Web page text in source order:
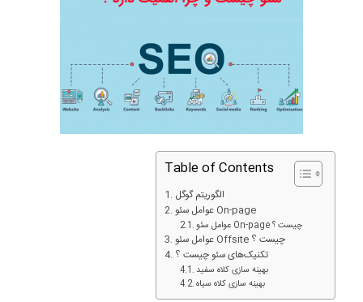
Table of Contents
الگوریتم گوگل
عوامل سئو On-page
عوامل سئو On-page چیست ؟
عوامل سئو Offsite چیست ؟
تکنیک‌های سئو چیست ؟
بهینه سازی کلاه سفید
بهینه سازی کلاه سیاه